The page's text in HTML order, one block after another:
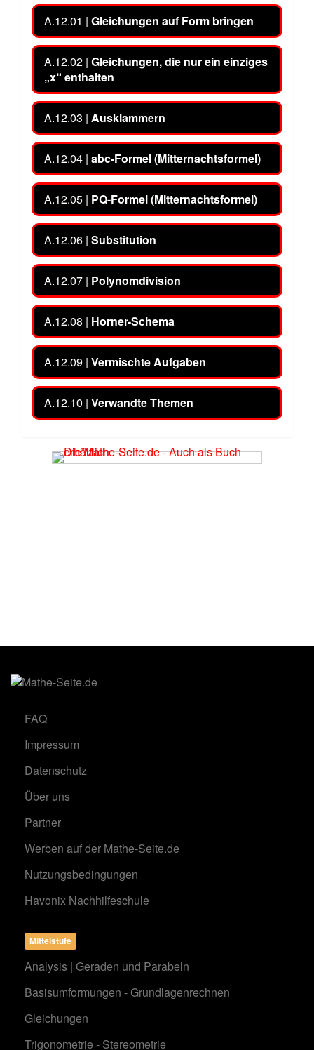
A.12.01 | Gleichungen auf Form bringen
A.12.02 | Gleichungen, die nur ein einziges
„x“ enthalten
A.12.03 | Ausklammern
A.12.04 | abc-Formel (Mitternachtsformel)
A.12.05 | PQ-Formel (Mitternachtsformel)
A.12.06 | Substitution
A.12.07 | Polynomdivision
A.12.08 | Horner-Schema
A.12.09 | Vermischte Aufgaben
A.12.10 | Verwandte Themen
FAQ
Impressum
Datenschutz
Über uns
Partner
Werben auf der Mathe-Seite.de
Nutzungsbedingungen
Havonix Nachhilfeschule
Mittelstufe
Analysis | Geraden und Parabeln
Basisumformungen - Grundlagenrechnen
Gleichungen
Trigonometrie - Stereometrie